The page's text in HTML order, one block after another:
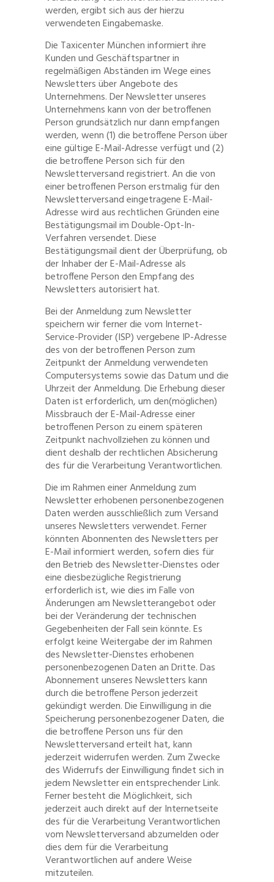
werden, ergibt sich aus der hierzu
verwendeten Eingabemaske.
Die Taxicenter München informiert ihre
Kunden und Geschäftspartner in
regelmäßigen Abständen im Wege eines
Newsletters über Angebote des
Unternehmens. Der Newsletter unseres
Unternehmens kann von der betroffenen
Person grundsätzlich nur dann empfangen
werden, wenn (1) die betroffene Person über
eine gültige E-Mail-Adresse verfügt und (2)
die betroffene Person sich für den
Newsletterversand registriert. An die von
einer betroffenen Person erstmalig für den
Newsletterversand eingetragene E-Mail-
Adresse wird aus rechtlichen Gründen eine
Bestätigungsmail im Double-Opt-In-
Verfahren versendet. Diese
Bestätigungsmail dient der Überprüfung, ob
der Inhaber der E-Mail-Adresse als
betroffene Person den Empfang des
Newsletters autorisiert hat.
Bei der Anmeldung zum Newsletter
speichern wir ferner die vom Internet-
Service-Provider (ISP) vergebene IP-Adresse
des von der betroffenen Person zum
Zeitpunkt der Anmeldung verwendeten
Computersystems sowie das Datum und die
Uhrzeit der Anmeldung. Die Erhebung dieser
Daten ist erforderlich, um den(möglichen)
Missbrauch der E-Mail-Adresse einer
betroffenen Person zu einem späteren
Zeitpunkt nachvollziehen zu können und
dient deshalb der rechtlichen Absicherung
des für die Verarbeitung Verantwortlichen.
Die im Rahmen einer Anmeldung zum
Newsletter erhobenen personenbezogenen
Daten werden ausschließlich zum Versand
unseres Newsletters verwendet. Ferner
könnten Abonnenten des Newsletters per
E-Mail informiert werden, sofern dies für
den Betrieb des Newsletter-Dienstes oder
eine diesbezügliche Registrierung
erforderlich ist, wie dies im Falle von
Änderungen am Newsletterangebot oder
bei der Veränderung der technischen
Gegebenheiten der Fall sein könnte. Es
erfolgt keine Weitergabe der im Rahmen
des Newsletter-Dienstes erhobenen
personenbezogenen Daten an Dritte. Das
Abonnement unseres Newsletters kann
durch die betroffene Person jederzeit
gekündigt werden. Die Einwilligung in die
Speicherung personenbezogener Daten, die
die betroffene Person uns für den
Newsletterversand erteilt hat, kann
jederzeit widerrufen werden. Zum Zwecke
des Widerrufs der Einwilligung findet sich in
jedem Newsletter ein entsprechender Link.
Ferner besteht die Möglichkeit, sich
jederzeit auch direkt auf der Internetseite
des für die Verarbeitung Verantwortlichen
vom Newsletterversand abzumelden oder
dies dem für die Verarbeitung
Verantwortlichen auf andere Weise
mitzuteilen.